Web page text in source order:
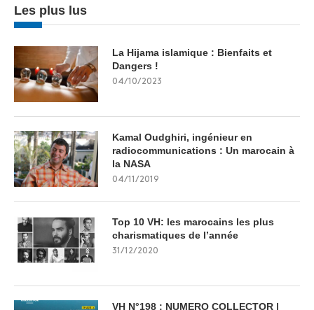
Les plus lus
La Hijama islamique : Bienfaits et
Dangers !
04/10/2023
Kamal Oudghiri, ingénieur en
radiocommunications : Un marocain à
la NASA
04/11/2019
Top 10 VH: les marocains les plus
charismatiques de l’année
31/12/2020
VH N°198 : NUMERO COLLECTOR |